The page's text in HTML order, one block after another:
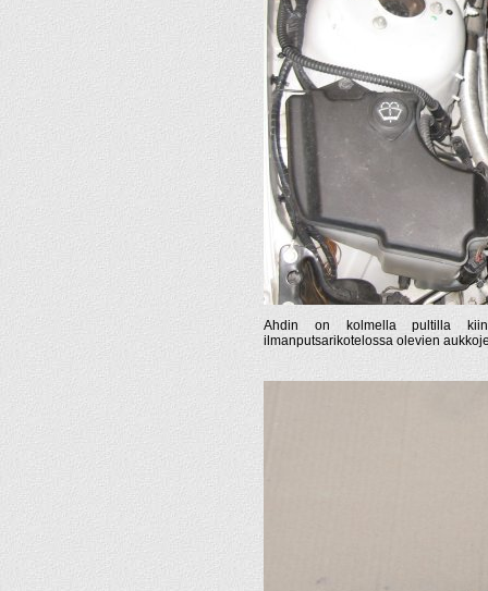
Ahdin on kolmella pultilla
ilmanputsarikotelossa olevien